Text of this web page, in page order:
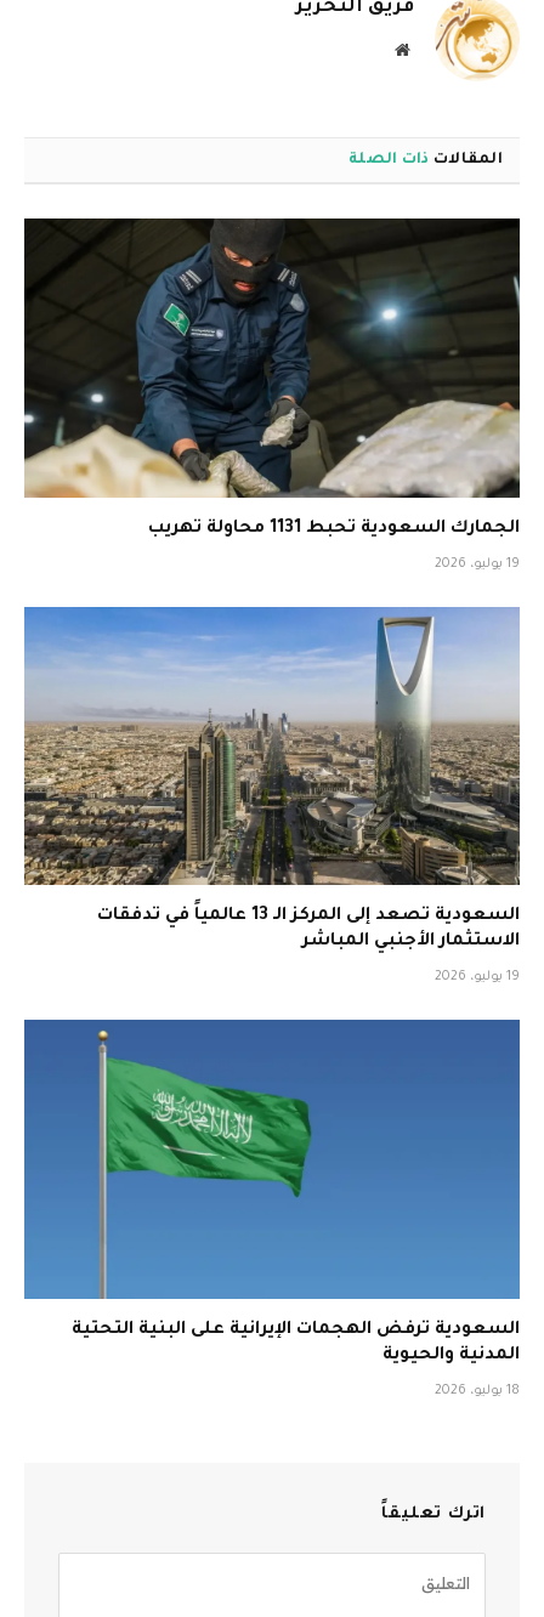
فريق التحرير
موقع
المقالات ذات الصلة
الجمارك السعودية تحبط 1131 محاولة تهريب
19 يوليو، 2026
السعودية تصعد إلى المركز الـ 13 عالمياً في تدفقات
الاستثمار الأجنبي المباشر
19 يوليو، 2026
السعودية ترفض الهجمات الإيرانية على البنية التحتية
المدنية والحيوية
18 يوليو، 2026
اترك تعليقاً